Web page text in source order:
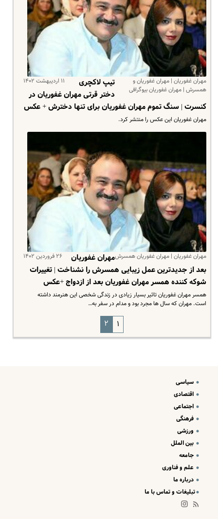
مهران غفوریان | مهران غفوریان و
همسرش | مهران غفوریان بیوگرافی
۱۱ اردیبهشت ۱۴۰۲
تیپ لاکچری
دختر قرتی مهران غفوریان در
کنسرت | سنگ تموم مهران غفوریان برای تنها دخترش + عکس
مهران غفوریان این عکس را منتشر کرد.
مهران غفوریان | مهران غفوریان همسرش ۲۶ فروردین ۱۴۰۲
مهران غفوریان
بعد از جدیدترین عمل زیبایی همسرش را نشناخت | تغییرات
شوکه کننده همسر مهران غفوریان بعد از ازدواج +عکس
همسر مهران غفوریان تاثیر بسیار زیادی در زندگی شخصی این هنرمند داشته
است. مهران که سال ها مجرد بود و مدام در سفر به…
۱ ۲
سیاسی
اقتصادی
اجتماعی
فرهنگی
ورزشی
بین الملل
جامعه
علم و فناوری
درباره ما
تبلیغات و تماس با ما